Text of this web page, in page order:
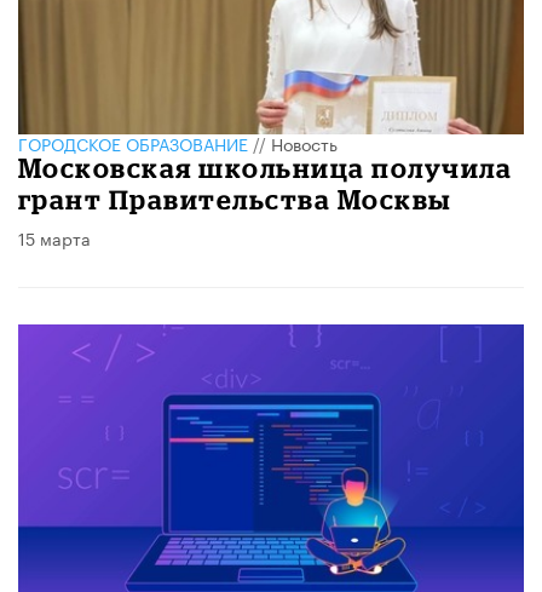
ГОРОДСКОЕ ОБРАЗОВАНИЕ//Новость
Московская школьница получила
грант Правительства Москвы
15 марта